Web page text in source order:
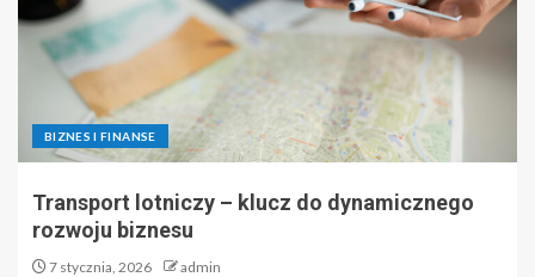
BIZNES I FINANSE
Transport lotniczy – klucz do dynamicznego
rozwoju biznesu
7 stycznia, 2026 admin